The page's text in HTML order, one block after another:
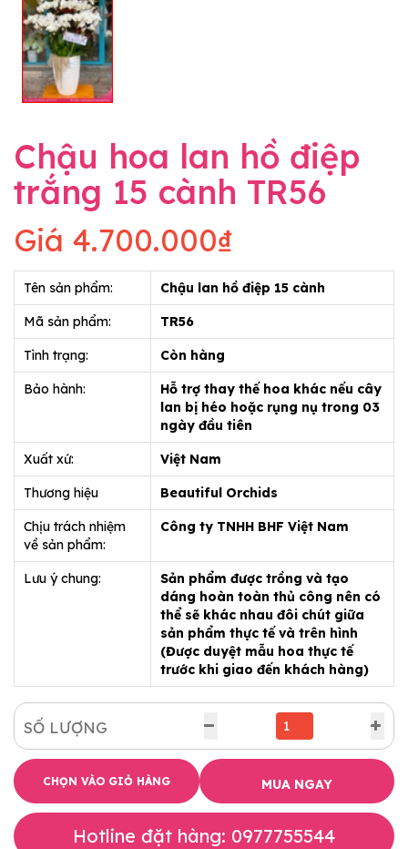
Chậu hoa lan hồ điệp
trắng 15 cành TR56
Giá 4.700.000₫
Tên sản phẩm: Chậu lan hồ điệp 15 cành
Mã sản phẩm: TR56
Tình trạng: Còn hàng
Bảo hành:
Hỗ trợ thay thế hoa khác nếu cây
lan bị héo hoặc rụng nụ trong 03
ngày đầu tiên
Xuất xứ: Việt Nam
Thương hiệu Beautiful Orchids
Chịu trách nhiệm
về sản phẩm:
Công ty TNHH BHF Việt Nam
Lưu ý chung:
Sản phẩm được trồng và tạo
dáng hoàn toàn thủ công nên có
thể sẽ khác nhau đôi chút giữa
sản phẩm thực tế và trên hình
(Được duyệt mẫu hoa thực tế
trước khi giao đến khách hàng)
SỐ LƯỢNG
CHỌN VÀO GIỎ HÀNG MUA NGAY
Hotline đặt hàng: 0977755544